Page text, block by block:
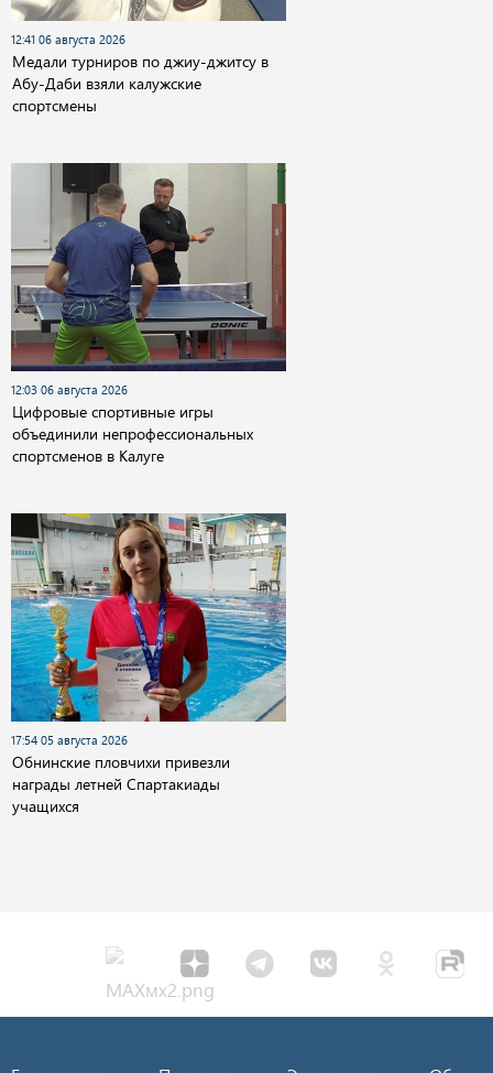
12:41 06 августа 2026
Медали турниров по джиу-джитсу в
Абу-Даби взяли калужские
спортсмены
12:03 06 августа 2026
Цифровые спортивные игры
объединили непрофессиональных
спортсменов в Калуге
17:54 05 августа 2026
Обнинские пловчихи привезли
награды летней Спартакиады
учащихся